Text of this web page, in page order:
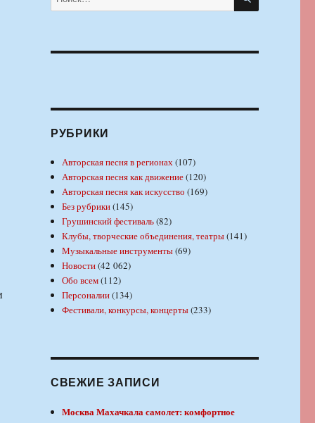
РУБРИКИ
Авторская песня в регионах(107)
Авторская песня как движение(120)
Авторская песня как искусство (169)
Без рубрики(145)
Грушинский фестиваль(82)
Клубы, творческие объединения, театры(141)
Музыкальные инструменты(69)
Новости(42 062)
Обо всем(112)
Персоналии(134)
Фестивали, конкурсы, концерты(233)
СВЕЖИЕ ЗАПИСИ
Москва Махачкала самолет: комфортное